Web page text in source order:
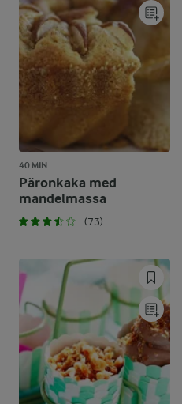
40 MIN
Päronkaka med
mandelmassa
(73)